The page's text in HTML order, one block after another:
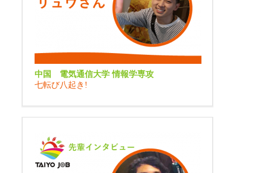
中国 電気通信大学 情報学専攻
七転び八起き!